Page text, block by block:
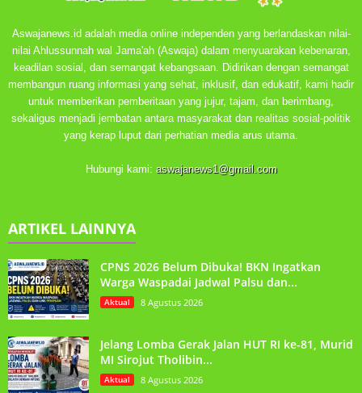
Aswajanews.id adalah media online independen yang berlandaskan nilai-
nilai Ahlussunnah wal Jama'ah (Aswaja) dalam menyuarakan kebenaran,
keadilan sosial, dan semangat kebangsaan. Didirikan dengan semangat
membangun ruang informasi yang sehat, inklusif, dan edukatif, kami hadir
untuk memberikan pemberitaan yang jujur, tajam, dan berimbang,
sekaligus menjadi jembatan antara masyarakat dan realitas sosial-politik
yang kerap luput dari perhatian media arus utama.
Hubungi kami: aswajanews1@gmail.com
ARTIKEL LAINNYA
CPNS 2026 Belum Dibuka! BKN Ingatkan
Warga Waspadai Jadwal Palsu dan...
Aktual 8 Agustus 2026
Jelang Lomba Gerak Jalan HUT RI ke-81, Murid
MI Sirojut Tholibin...
Aktual 8 Agustus 2026